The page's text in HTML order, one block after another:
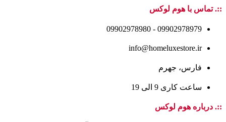
::. تماس با هوم لوکس
09902978979 - 09902978980
info@homeluxestore.ir
فارس، جهرم
ساعت کاری 9 الی 19
::. درباره هوم لوکس